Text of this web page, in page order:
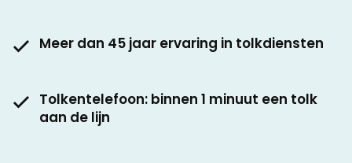
Meer dan 45 jaar ervaring in tolkdiensten
Tolkentelefoon: binnen 1 minuut een tolk
aan de lijn